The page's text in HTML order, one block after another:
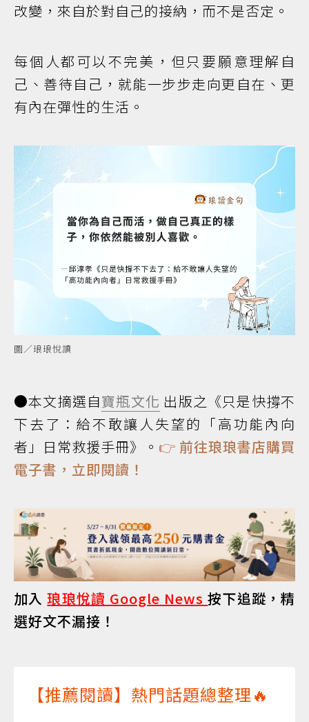
改變，來自於對自己的接納，而不是否定。
每個人都可以不完美，但只要願意理解自
己、善待自己，就能一步步走向更自在、更
有內在彈性的生活。
圖／琅琅悅讀
●本文摘選自寶瓶文化 出版之《只是快撐不
下去了：給不敢讓人失望的「高功能內向
者」日常救援手冊》。 👉 前往琅琅書店購買
電子書，立即閱讀！
加入琅琅悅讀 Google News按下追蹤，精
選好文不漏接！
【推薦閱讀】熱門話題總整理🔥